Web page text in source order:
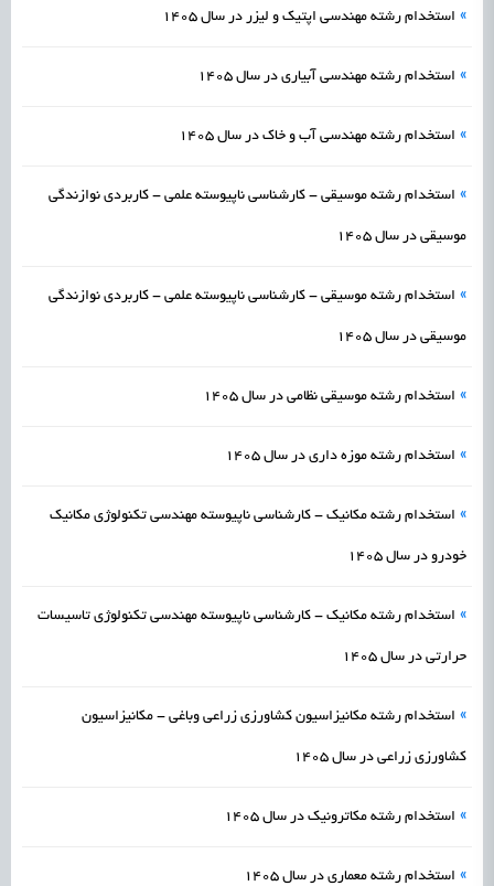
» استخدام رشته مهندسی اپتیک و لیزر در سال 1405
» استخدام رشته مهندسی آبیاری در سال 1405
» استخدام رشته مهندسی آب و خاک در سال 1405
» استخدام رشته موسیقی - کارشناسی ناپیوسته علمی - کاربردی نوازندگی
موسیقی در سال 1405
» استخدام رشته موسیقی - کارشناسی ناپیوسته علمی - کاربردی نوازندگی
موسیقی در سال 1405
» استخدام رشته موسیقی نظامی در سال 1405
» استخدام رشته موزه داری در سال 1405
» استخدام رشته مکانیک - کارشناسی ناپیوسته مهندسی تکنولوژی مکانیک
خودرو در سال 1405
» استخدام رشته مکانیک - کارشناسی ناپیوسته مهندسی تکنولوژی تاسیسات
حرارتی در سال 1405
» استخدام رشته مکانیزاسیون کشاورزی زراعی وباغی - مکانیزاسیون
کشاورزی زراعی در سال 1405
» استخدام رشته مکاترونیک در سال 1405
» استخدام رشته معماری در سال 1405